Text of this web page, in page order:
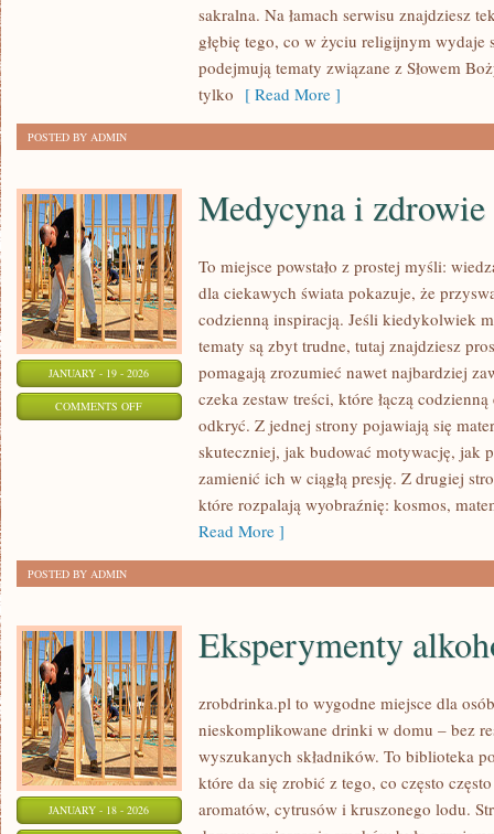
sakralna. Na łamach serwisu znajdziesz
głębię tego, co w życiu religijnym wydaje
podejmują tematy związane z Słowem
tylko [ Read More ]
POSTED BY ADMIN
JANUARY - 19 - 2026
COMMENTS OFFON
MEDYCYNA
Medycyna i zdrowie
To miejsce powstało z prostej myśli:
dla ciekawych świata pokazuje, że
codzienną inspiracją. Jeśli kiedykolwiek
tematy są zbyt trudne, tutaj znajdziesz
pomagają zrozumieć nawet najbardziej
czeka zestaw treści, które łączą
odkryć. Z jednej strony pojawiają się
skuteczniej, jak budować motywację, jak
zamienić ich w ciągłą presję. Z drugiej
które rozpalają wyobraźnię: kosmos,
Read More ]
POSTED BY ADMIN
JANUARY - 18 - 2026
Eksperymenty
zrobdrinka.pl to wygodne miejsce dla
nieskomplikowane drinki w domu – bez
wyszukanych składników. To biblioteka
które da się zrobić z tego, co często
aromatów, cytrusów i kruszonego lodu.